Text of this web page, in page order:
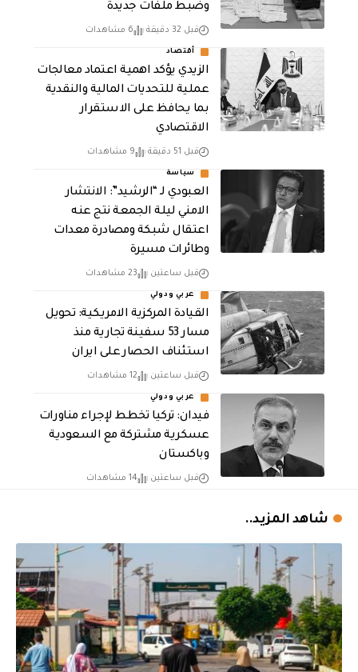
وضبط ملفات جديدة
قبل 32 دقيقة 6 مشاهدات
أقتصاد
الزيدي يؤكد اهمية اعتماد معالجات
عملية للتحديات المالية والنقدية
بما يحافظ على الاستقرار
الاقتصادي
قبل 51 دقيقة 9 مشاهدات
سياسة
العبودي لـ “الرشيد”: الانتشار
الامني ليلة الجمعة نتج عنه
اعتقال شبكة ومصادرة معدات
وطائرات مسيرة
قبل ساعتين 23 مشاهدات
عربي ودولي
القيادة المركزية الامريكية: تحويل
مسار 53 سفينة تجارية منذ
استئناف الحصار على ايران
قبل ساعتين 12 مشاهدات
عربي ودولي
فيدان: تركيا تخطط لإجراء مناورات
عسكرية مشتركة مع السعودية
وباكستان
قبل ساعتين 14 مشاهدات
شاهد المزيد..